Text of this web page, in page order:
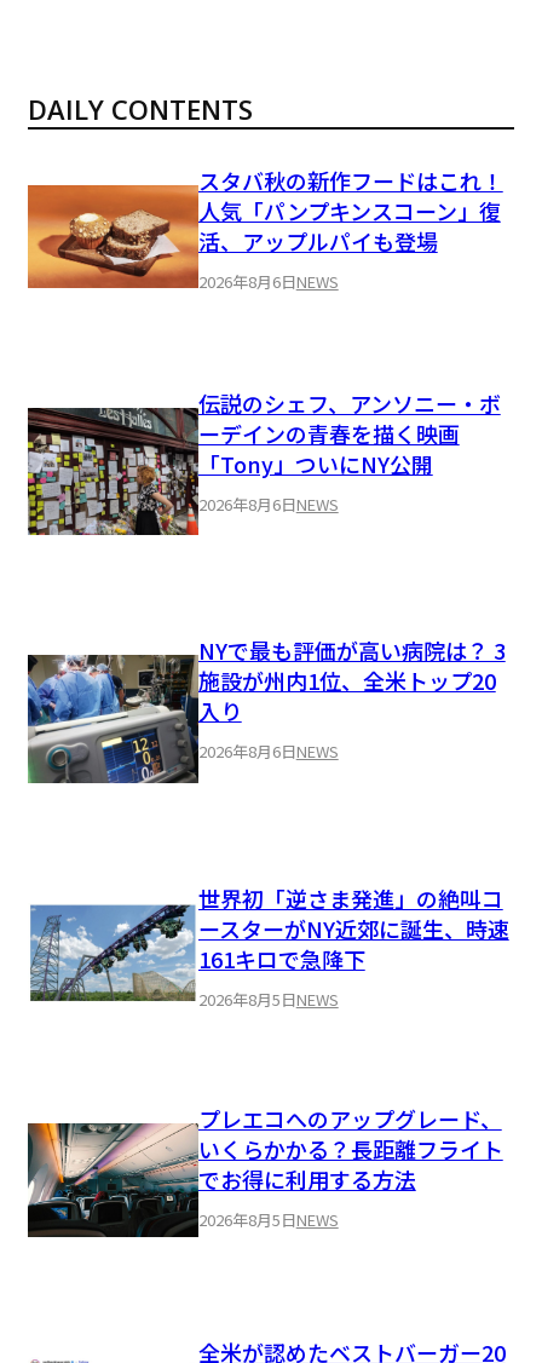
DAILY CONTENTS
スタバ秋の新作フードはこれ！
人気「パンプキンスコーン」復
活、アップルパイも登場
2026年8月6日NEWS
伝説のシェフ、アンソニー・ボ
ーデインの青春を描く映画
「Tony」ついにNY公開
2026年8月6日NEWS
NYで最も評価が高い病院は？ 3
施設が州内1位、全米トップ20
入り
2026年8月6日NEWS
世界初「逆さま発進」の絶叫コ
ースターがNY近郊に誕生、時速
161キロで急降下
2026年8月5日NEWS
プレエコへのアップグレード、
いくらかかる？長距離フライト
でお得に利用する方法
2026年8月5日NEWS
全米が認めたベストバーガー20